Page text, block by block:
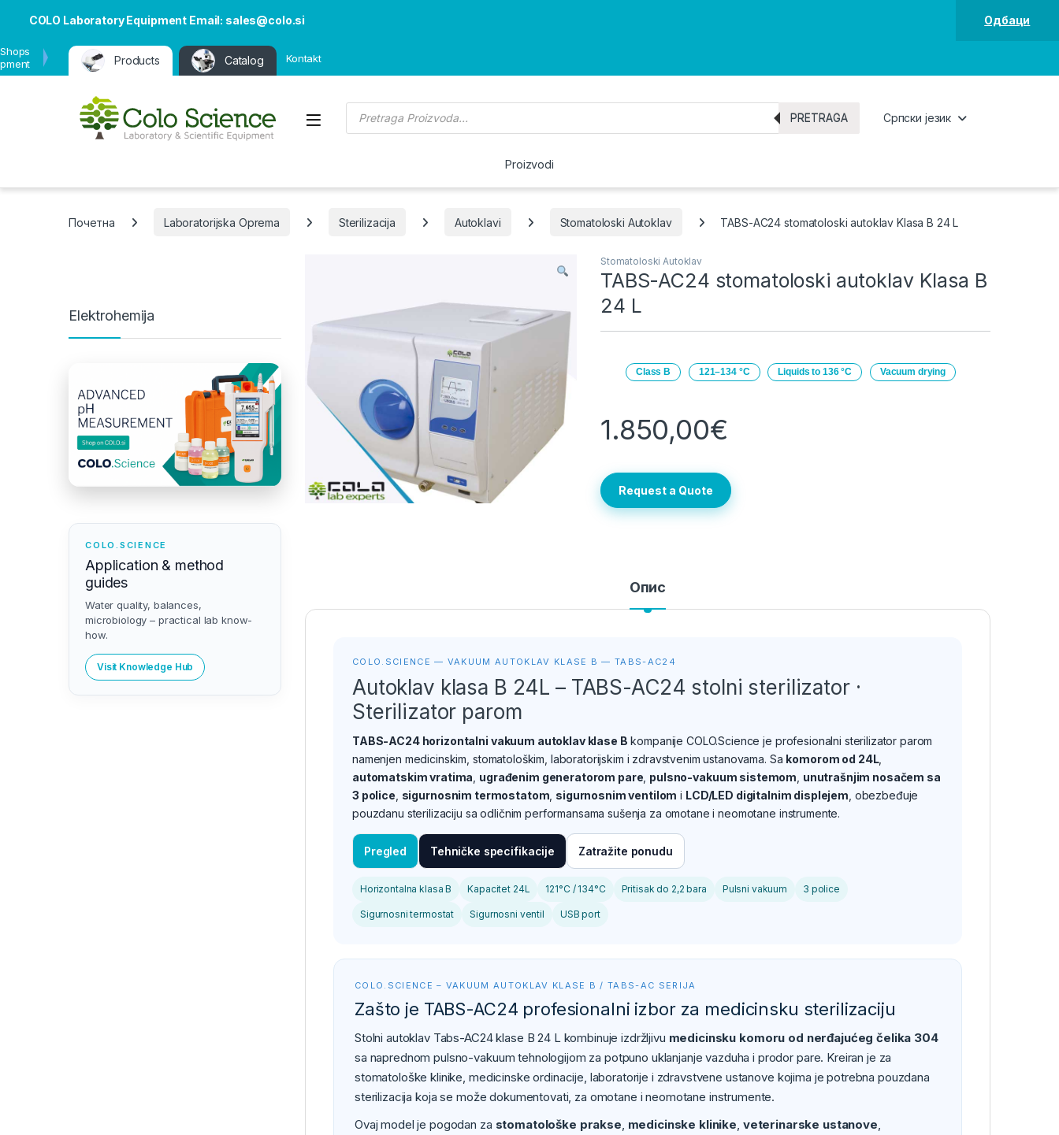
COLO Laboratory Equipment Email: sales@colo.si Одбаци
Products Catalog Kontakt
Open
Products search
PRETRAGA Српски језик
Proizvodi
Почетна Laboratorijska Oprema Sterilizacija Autoklavi Stomatoloski Autoklav TABS-AC24 stomatoloski autoklav Klasa B 24 L
Stomatoloski Autoklav
TABS-AC24 stomatoloski autoklav Klasa B
24 L
Class B 121–134 °C Liquids to 136 °C Vacuum drying
1.850,00€
Request a Quote
Опис
COLO.SCIENCE — VAKUUM AUTOKLAV KLASE B — TABS-AC24
Autoklav klasa B 24L – TABS-AC24 stolni sterilizator ·
Sterilizator parom
TABS-AC24 horizontalni vakuum autoklav klase B kompanije COLO.Science je profesionalni sterilizator parom
namenjen medicinskim, stomatološkim, laboratorijskim i zdravstvenim ustanovama. Sa komorom od 24L,
automatskim vratima ugrađenim generatorom pare pulsno-vakuum sistemom unutrašnjim nosačem sa
3 police sigurnosnim termostatom sigurnosnim ventilom i LCD/LED digitalnim displejem , obezbeđuje
pouzdanu sterilizaciju sa odličnim performansama sušenja za omotane i neomotane instrumente.
Pregled Tehničke specifikacije Zatražite ponudu
Horizontalna klasa B Kapacitet 24L 121°C / 134°C Pritisak do 2,2 bara Pulsni vakuum 3 police
Sigurnosni termostat Sigurnosni ventil USB port
COLO.SCIENCE – VAKUUM AUTOKLAV KLASE B / TABS-AC SERIJA
Zašto je TABS-AC24 profesionalni izbor za medicinsku sterilizaciju
Stolni autoklav Tabs-AC24 klase B 24 L kombinuje izdržljivu medicinsku komoru od nerđajućeg čelika 304
sa naprednom pulsno-vakuum tehnologijom za potpuno uklanjanje vazduha i prodor pare. Kreiran je za
stomatološke klinike, medicinske ordinacije, laboratorije i zdravstvene ustanove kojima je potrebna pouzdana
sterilizacija koja se može dokumentovati, za omotane i neomotane instrumente.
Ovaj model je pogodan za stomatološke prakse medicinske klinike veterinarske ustanove
Elektrohemija
COLO.SCIENCE
Application & method
guides
Water quality, balances,
microbiology – practical lab know-
how.
Visit Knowledge Hub